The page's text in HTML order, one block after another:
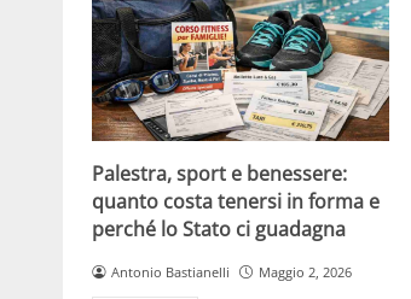
Palestra, sport e benessere:
quanto costa tenersi in forma e
perché lo Stato ci guadagna
Antonio Bastianelli Maggio 2, 2026